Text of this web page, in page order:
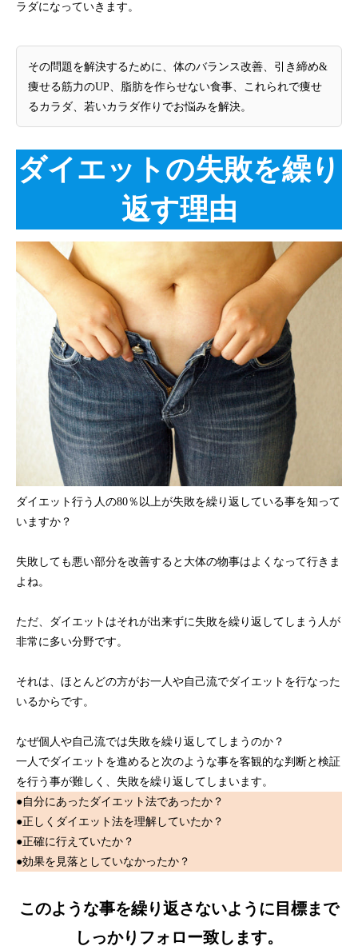
ラダになっていきます。
その問題を解決するために、体のバランス改善、引き締め&
痩せる筋力のUP、脂肪を作らせない食事、これられで痩せ
るカラダ、若いカラダ作りでお悩みを解決。
ダイエットの失敗を繰り
返す理由
ダイエット行う人の80％以上が失敗を繰り返している事を知って
いますか？
失敗しても悪い部分を改善すると大体の物事はよくなって行きま
よね。
ただ、ダイエットはそれが出来ずに失敗を繰り返してしまう人が
非常に多い分野です。
それは、ほとんどの方がお一人や自己流でダイエットを行なった
いるからです。
なぜ個人や自己流では失敗を繰り返してしまうのか？
一人でダイエットを進めると次のような事を客観的な判断と検証
を行う事が難しく、失敗を繰り返してしまいます。
●自分にあったダイエット法であったか？
●正しくダイエット法を理解していたか？
●正確に行えていたか？
●効果を見落としていなかったか？
このような事を繰り返さないように目標まで
しっかりフォロー致します。